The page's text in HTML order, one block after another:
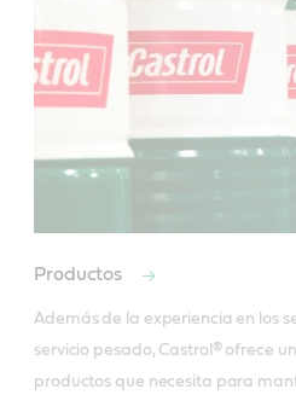
Productos
Además de la experiencia en los
servicio pesado, Castrol® ofrece
productos que necesita para